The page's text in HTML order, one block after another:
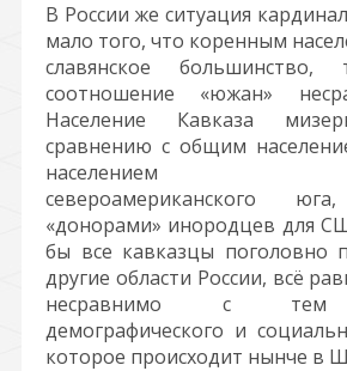
В России же ситуация
мало того, что коренным
славянское
соотношение «южан»
Население Кавказа
сравнению с общим
населением
североамериканского
«донорами» инородцев для
бы все кавказцы поголовно
другие области России, всё
несравнимо с тем
демографического и
которое происходит нынче в